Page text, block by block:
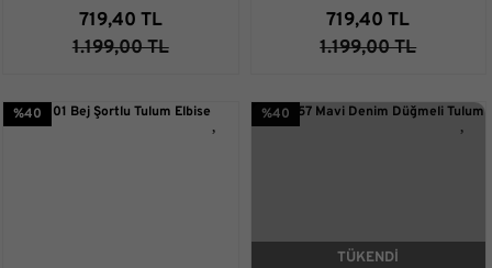
719,40 TL
1.199,00 TL
719,40 TL
1.199,00 TL
%40 %40
TÜKENDİ